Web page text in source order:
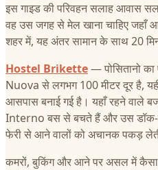
इस गाइड की परिवहन सलाह आवास
वह उस जगह से मेल खाना चाहिए जहाँ
शहर में, यह अंतर सामान के साथ 20
Hostel Brikette— पोसितानो
Nuova से लगभग 100 मीटर दूर है,
आसपास बनाई गई है। यहाँ रहने वाले
Interno बस से बचते हैं और उस डॉक-
फेरी से आने वालों को अचानक पकड़
कमरों, बुकिंग और आने पर असल में